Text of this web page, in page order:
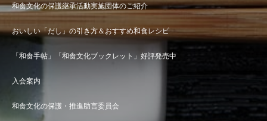
和食文化の保護継承活動実施団体のご紹介
おいしい「だし」の引き方＆おすすめ和食レシピ
「和食手帖」「和食文化ブックレット」好評発売中
入会案内
和食文化の保護・推進助言委員会